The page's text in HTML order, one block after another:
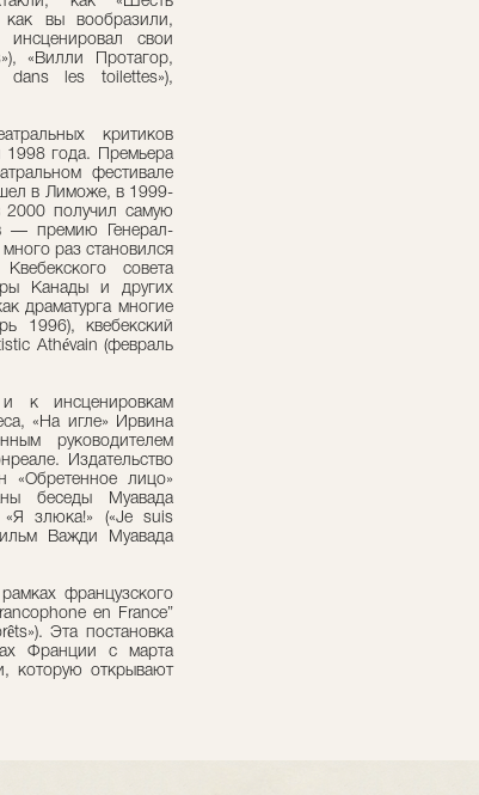
вы вообразили,
свои
«Вилли Протагор,
dans les toilettes»),
критиков
1998 года. Премьера
фестивале
в Лиможе, в 1999-
2000 получил самую
— премию Генерал-
раз становился
совета
Канады и других
драматурга многие
1996), квебекский
Athévain (февраль
к инсценировкам
«На игле» Ирвина
руководителем
Издательство
«Обретенное лицо»
беседы Муавада
злюка!» («Je suis
Важди Муавада
французского
en France”
Эта постановка
Франции с марта
которую открывают